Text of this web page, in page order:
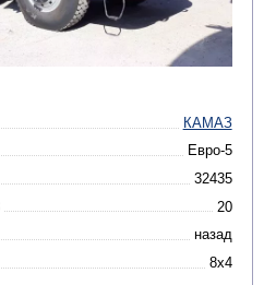
кг
м3
Узнать цену